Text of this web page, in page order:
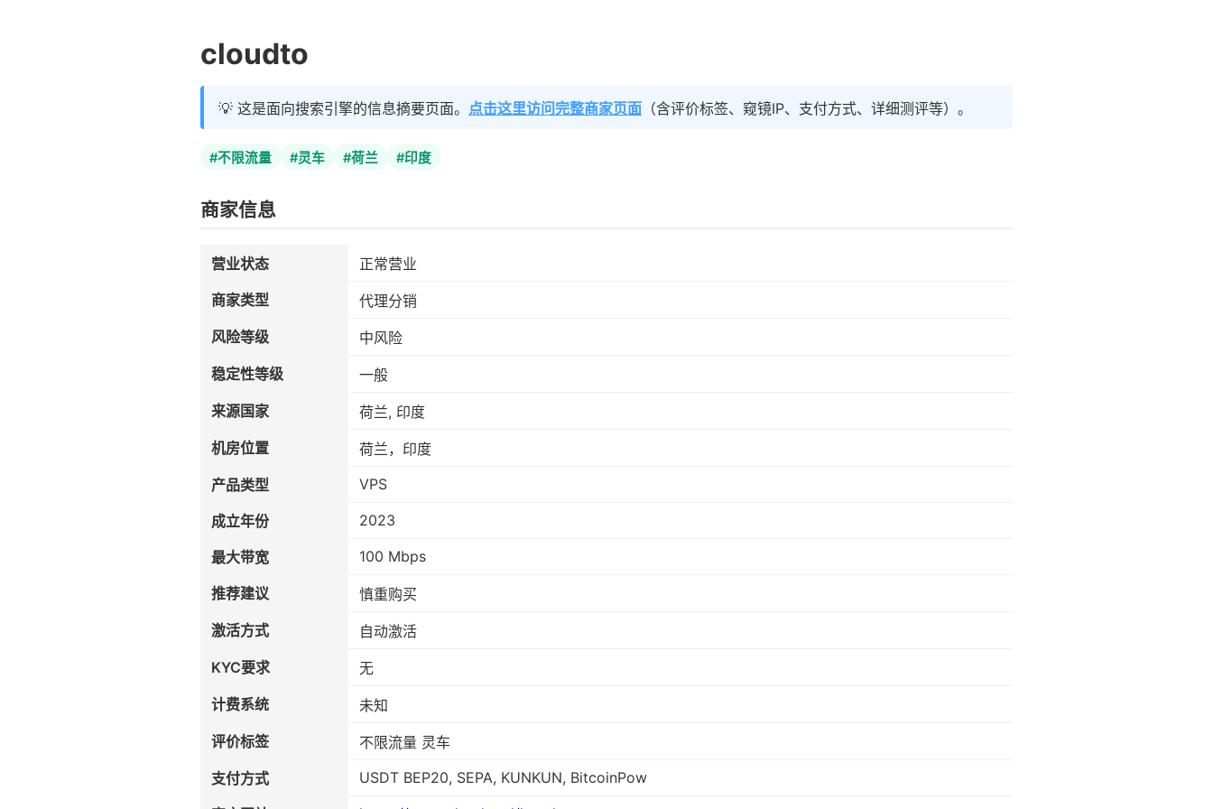
cloudto
💡 这是面向搜索引擎的信息摘要页面。 点击这里访问完整商家页面 （含评价标签、窥镜IP、支付方式、详细测评等）。
#不限流量 #灵车 #荷兰 #印度
商家信息
营业状态
正常营业
商家类型
代理分销
风险等级
中风险
稳定性等级
一般
来源国家
荷兰, 印度
机房位置
荷兰，印度
产品类型
VPS
成立年份 2023
最大带宽 100 Mbps
推荐建议
慎重购买
激活方式
自动激活
KYC要求
无
计费系统
未知
评价标签
不限流量 灵车
支付方式
USDT BEP20, SEPA, KUNKUN, BitcoinPow